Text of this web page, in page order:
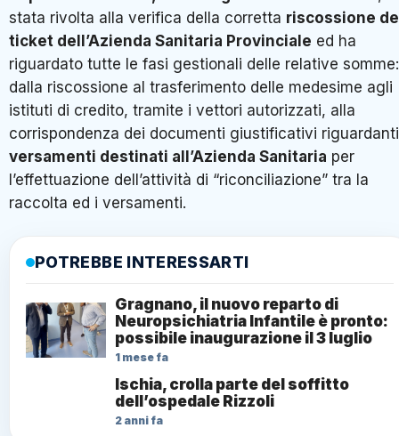
stata rivolta alla verifica della corretta riscossione
ticket dell’Azienda Sanitaria Provinciale ed ha
riguardato tutte le fasi gestionali delle relative somme:
dalla riscossione al trasferimento delle medesime agli
istituti di credito, tramite i vettori autorizzati, alla
corrispondenza dei documenti giustificativi
versamenti destinati all’Azienda Sanitaria per
l’effettuazione dell’attività di “riconciliazione” tra la
raccolta ed i versamenti.
POTREBBE INTERESSARTI
Gragnano, il nuovo reparto di
Neuropsichiatria Infantile è pronto:
possibile inaugurazione il 3 luglio
1 mese fa
Ischia, crolla parte del soffitto
dell’ospedale Rizzoli
2 anni fa